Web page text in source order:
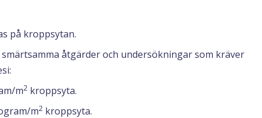
på kroppsytan.
åtgärder och undersökningar som kräver
m2 kroppsyta.
m2 kroppsyta.